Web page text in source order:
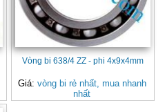
Vòng bi 638/4 ZZ - phi 4x9x4mm
Giá: vòng bi rẻ nhất, mua nhanh
nhất